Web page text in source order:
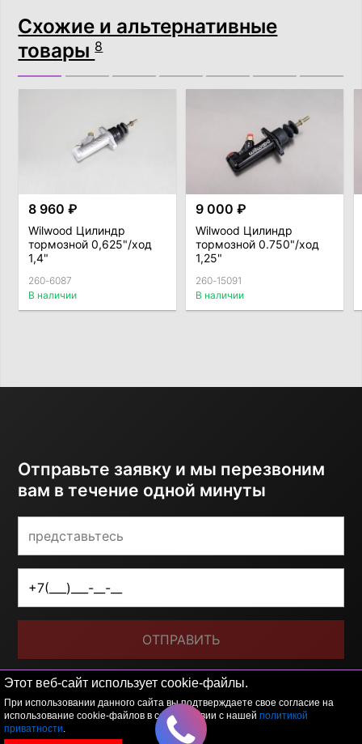
Этот веб-сайт использует cookie-файлы.
При использовании данного сайта вы подтверждаете свое согласие на
использование cookie-файлов в соответствии с нашей политикой
приватности.
Схожие и альтернативные
товары8
8 960 ₽
Wilwood Цилиндр
тормозной 0,625"/ход
1,4"
260-6087
В наличии
9 000 ₽
Wilwood Цилиндр
тормозной 0.750"/ход
1,25"
260-15091
В наличии
Отправьте заявку и мы перезвоним
вам в течение одной минуты
ОТПРАВИТЬ
Я принимаю условия
политики обработки
персональных данных